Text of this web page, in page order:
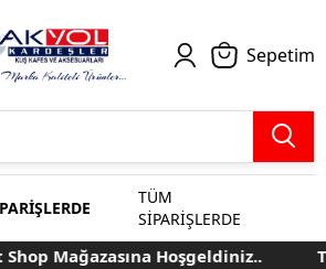
Sepetim
TÜM
SİPARİŞLERDE
Mağazasına Hoşgeldiniz..